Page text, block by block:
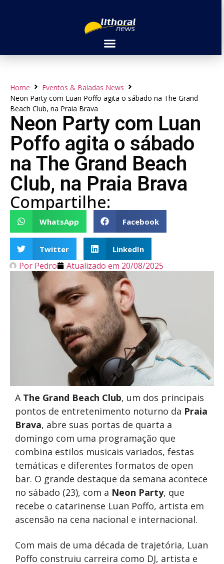
Home
Eventos & Baladas News
Neon Party com Luan Poffo agita o sábado na The Grand
Beach Club, na Praia Brava
Neon Party com Luan
Poffo agita o sábado
na The Grand Beach
Club, na Praia Brava
Compartilhe:
WhatsApp Facebook
Twitter LinkedIn
Por Pedro Atualizado em 20/08/2025
A The Grand Beach Club, um dos principais
pontos de entretenimento noturno da Praia
Brava, abre suas portas de quarta a
domingo com uma programação que
combina estilos musicais variados, festas
temáticas e diferentes formatos de open
bar. O grande destaque da semana acontece
no sábado (23), com a Neon Party, que
recebe o catarinense Luan Poffo, artista em
ascensão na cena nacional e internacional.
Com mais de uma década de trajetória, Luan
Poffo construiu carreira como DJ, artista e